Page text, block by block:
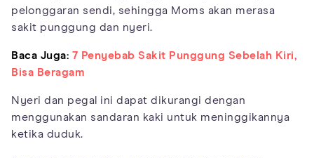
pelonggaran sendi, sehingga Moms akan merasa
sakit punggung dan nyeri.
Baca Juga: 7 Penyebab Sakit Punggung Sebelah Kiri,
Bisa Beragam
Nyeri dan pegal ini dapat dikurangi dengan
menggunakan sandaran kaki untuk meninggikannya
ketika duduk.